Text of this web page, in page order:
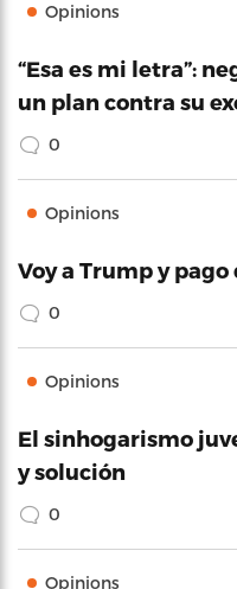
Opinions
“Esa es mi letra”:
un plan contra su
0
Opinions
Voy a Trump y pago
0
Opinions
El sinhogarismo
y solución
0
Opinions